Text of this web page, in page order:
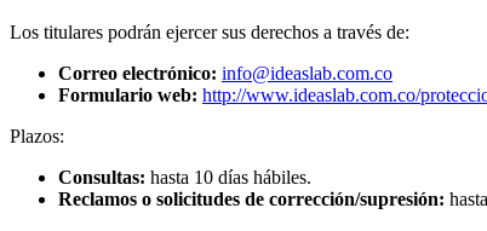
Los titulares podrán ejercer sus derechos a través de:
Correo electrónico: info@ideaslab.com.co
Formulario web: http://www.ideaslab.com.co/
Plazos:
Consultas: hasta 10 días hábiles.
Reclamos o solicitudes de corrección/supresión: